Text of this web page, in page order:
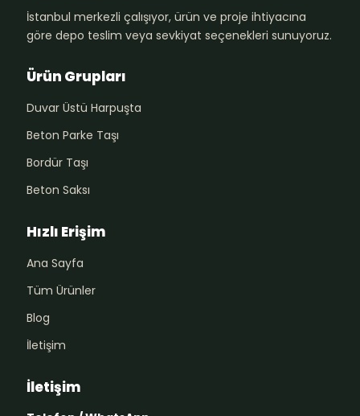
İstanbul merkezli çalışıyor, ürün ve proje ihtiyacına
göre depo teslim veya sevkiyat seçenekleri sunuyoruz.
Ürün Grupları
Duvar Üstü Harpuşta
Beton Parke Taşı
Bordür Taşı
Beton Saksı
Hızlı Erişim
Ana Sayfa
Tüm Ürünler
Blog
İletişim
İletişim